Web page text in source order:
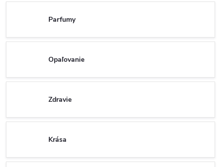
Parfumy
Opaľovanie
Zdravie
Krása